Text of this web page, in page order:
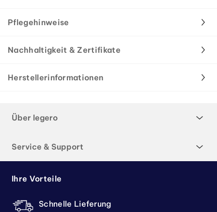
Pflegehinweise
Nachhaltigkeit & Zertifikate
Herstellerinformationen
Über legero
Service & Support
Ihre Vorteile
Schnelle Lieferung